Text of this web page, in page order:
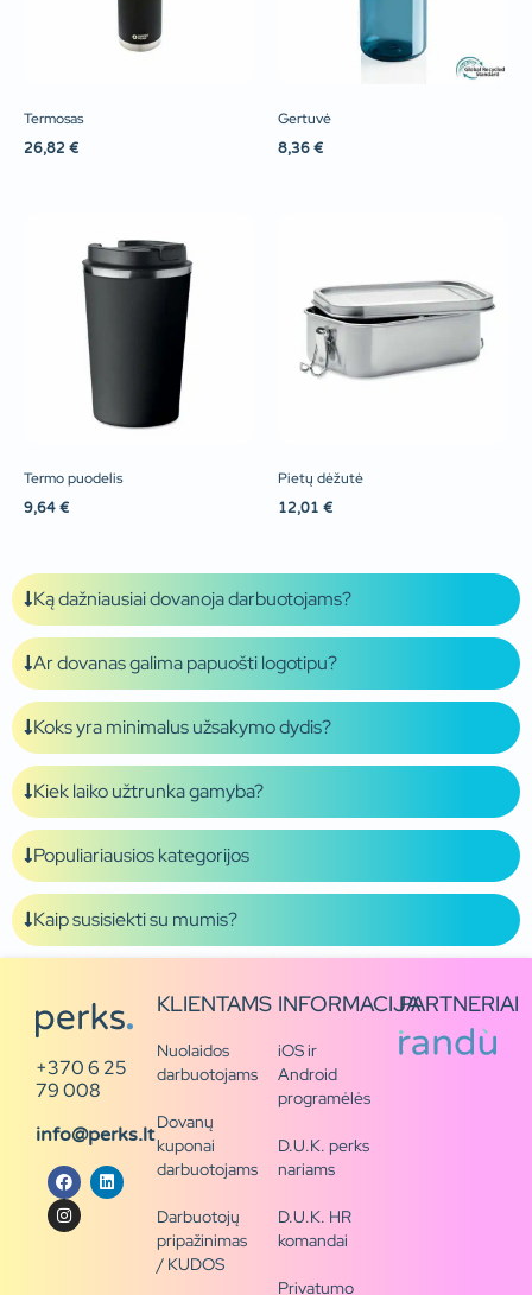
Termosas
26,82 €
Gertuvė
8,36 €
Termo puodelis
9,64 €
Pietų dėžutė
12,01 €
Ką dažniausiai dovanoja darbuotojams?
Ar dovanas galima papuošti logotipu?
Koks yra minimalus užsakymo dydis?
Kiek laiko užtrunka gamyba?
Populiariausios kategorijos
Kaip susisiekti su mumis?
+370 6 25
79 008
info@perks.lt
KLIENTAMS
Nuolaidos
darbuotojams
Dovanų
kuponai
darbuotojams
Darbuotojų
pripažinimas
/ KUDOS
INFORMACIJA
iOS ir
Android
programėlės
D.U.K. perks
nariams
D.U.K. HR
komandai
Privatumo
PARTNERIAI